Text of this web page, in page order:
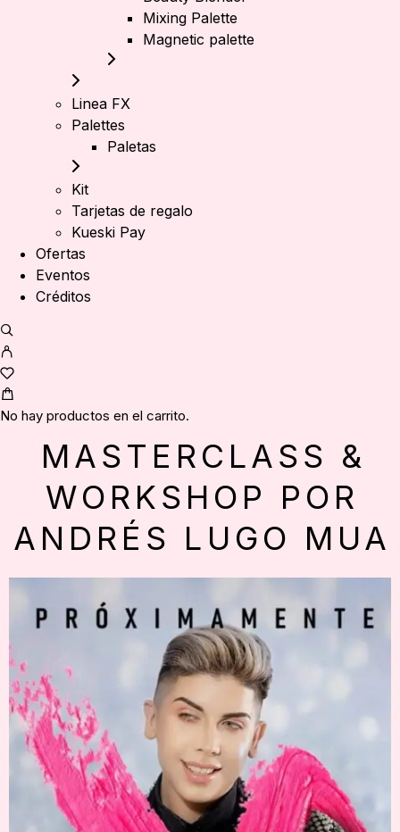
Mixing Palette
Magnetic palette
Linea FX
Palettes
Paletas
Kit
Tarjetas de regalo
Kueski Pay
Ofertas
Eventos
Créditos
No hay productos en el carrito.
MASTERCLASS &
WORKSHOP POR
ANDRÉS LUGO MUA